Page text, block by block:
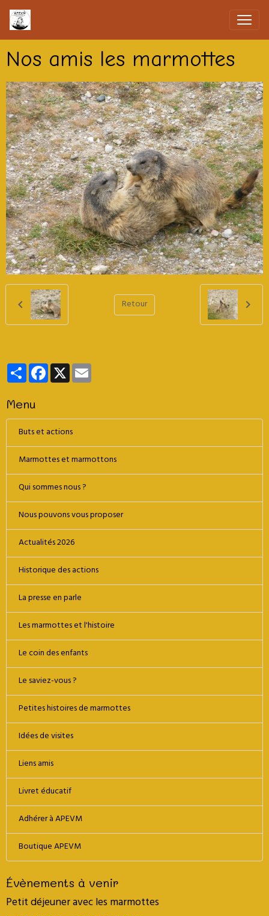
Nos amis les marmottes
Retour
PartagerFacebook
X
Menu
Buts et actions
Marmottes et marmottons
Qui sommes nous ?
Nous pouvons vous proposer
Actualités 2026
Historique des actions
La presse en parle
Les marmottes et l'histoire
Le coin des enfants
Le saviez-vous ?
Petites histoires de marmottes
Idées de visites
Liens amis
Livret éducatif
Adhérer à APEVM
Boutique APEVM
Évènements à venir
Petit déjeuner avec les marmottes